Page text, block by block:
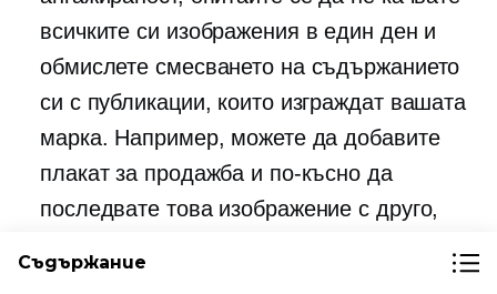
всичките си изображения в един ден и
обмислете смесването на съдържанието
си с публикации, които изграждат вашата
марка. Например, можете да добавите
плакат за продажба и по-късно да
последвате това изображение с друго,
или къде да закачите този конкретен
Съдържание